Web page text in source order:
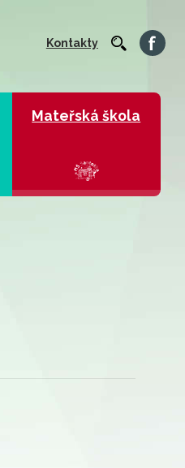
Kontakty
Mateřská škola